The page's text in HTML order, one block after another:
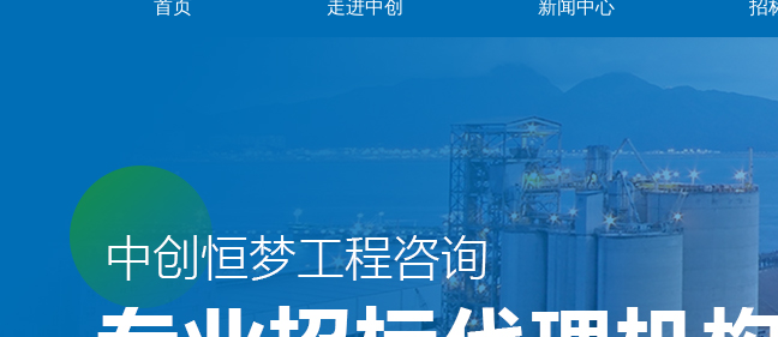
首页 走进中创 新闻中心 招